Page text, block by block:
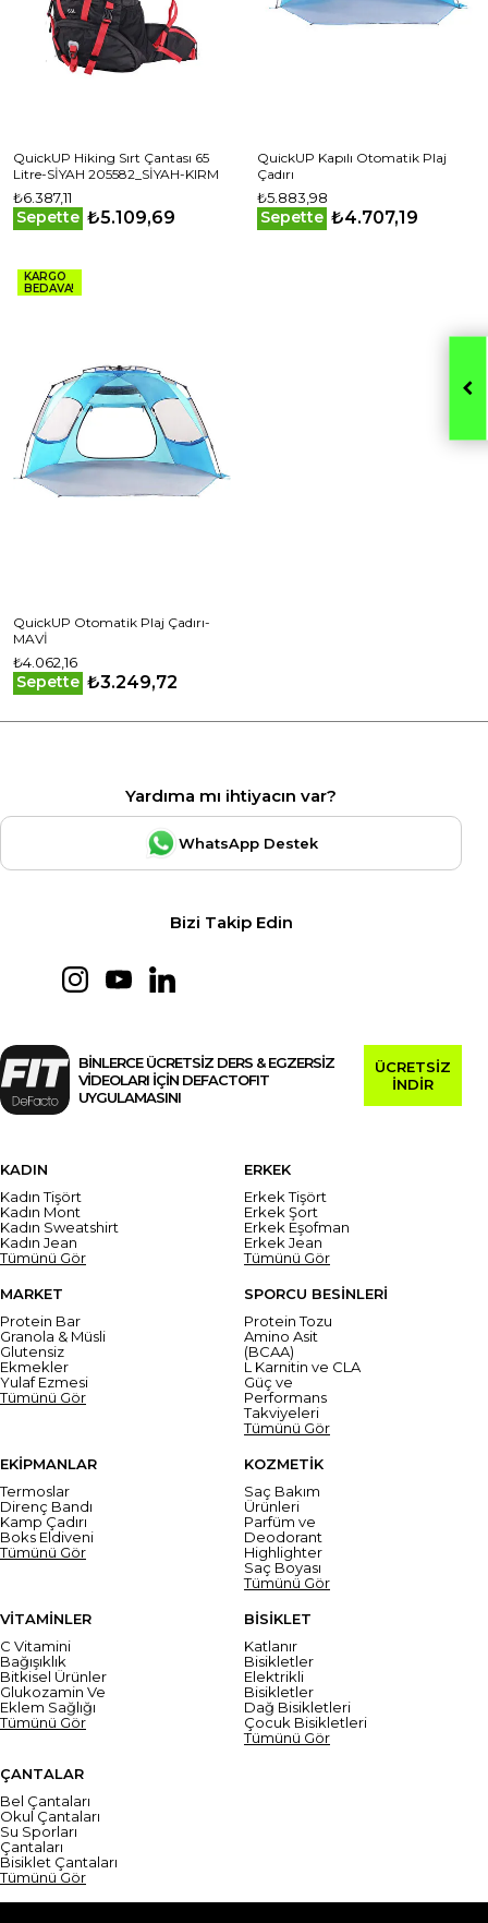
QuickUP Hiking Sırt Çantası 65
Litre-SİYAH 205582_SİYAH-KIRM
₺6.387,11
Sepette ₺5.109,69
QuickUP Kapılı Otomatik Plaj
Çadırı
₺5.883,98
Sepette ₺4.707,19
KARGO
BEDAVA!
QuickUP Otomatik Plaj Çadırı-
MAVİ
₺4.062,16
Sepette ₺3.249,72
Yardıma mı ihtiyacın var?
WhatsApp Destek
Bizi Takip Edin
BİNLERCE ÜCRETSİZ DERS & EGZERSİZ
VİDEOLARI İÇİN DEFACTOFIT
UYGULAMASINI
ÜCRETSİZ
İNDİR
KADIN
Kadın Tişört
Kadın Mont
Kadın Sweatshirt
Kadın Jean
Tümünü Gör
ERKEK
Erkek Tişört
Erkek Şort
Erkek Eşofman
Erkek Jean
Tümünü Gör
MARKET
Protein Bar
Granola & Müsli
Glutensiz
Ekmekler
Yulaf Ezmesi
Tümünü Gör
SPORCU BESİNLERİ
Protein Tozu
Amino Asit
(BCAA)
L Karnitin ve CLA
Güç ve
Performans
Takviyeleri
Tümünü Gör
EKİPMANLAR
Termoslar
Direnç Bandı
Kamp Çadırı
Boks Eldiveni
Tümünü Gör
KOZMETİK
Saç Bakım
Ürünleri
Parfüm ve
Deodorant
Highlighter
Saç Boyası
Tümünü Gör
VİTAMİNLER
C Vitamini
Bağışıklık
Bitkisel Ürünler
Glukozamin Ve
Eklem Sağlığı
Tümünü Gör
BİSİKLET
Katlanır
Bisikletler
Elektrikli
Bisikletler
Dağ Bisikletleri
Çocuk Bisikletleri
Tümünü Gör
ÇANTALAR
Bel Çantaları
Okul Çantaları
Su Sporları
Çantaları
Bisiklet Çantaları
Tümünü Gör